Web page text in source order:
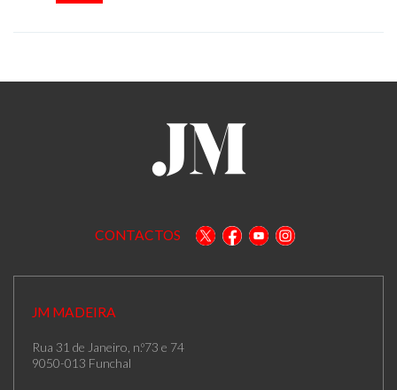
CONTACTOS
JM MADEIRA
Rua 31 de Janeiro, n.º73 e 74
9050-013 Funchal